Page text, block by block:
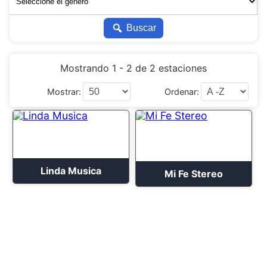
Buscar
Mostrando 1 - 2 de 2 estaciones
Mostrar: Ordenar:
Linda Musica Mi Fe Stereo